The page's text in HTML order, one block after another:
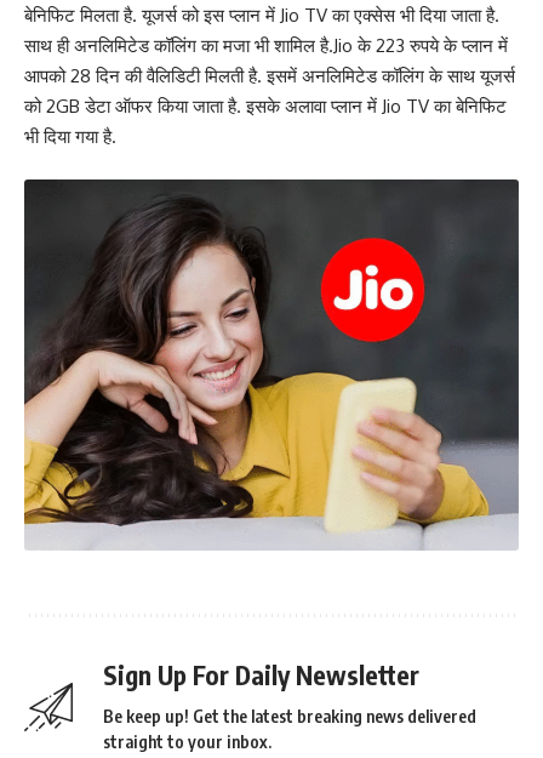
बेनिफिट मिलता है. यूजर्स को इस प्लान में Jio TV का एक्सेस भी दिया जाता है.
साथ ही अनलिमिटेड कॉलिंग का मजा भी शामिल है.Jio के 223 रुपये के प्लान में
आपको 28 दिन की वैलिडिटी मिलती है. इसमें अनलिमिटेड कॉलिंग के साथ यूजर्स
को 2GB डेटा ऑफर किया जाता है. इसके अलावा प्लान में Jio TV का बेनिफिट
भी दिया गया है.
Sign Up For Daily Newsletter
Be keep up! Get the latest breaking news delivered
straight to your inbox.